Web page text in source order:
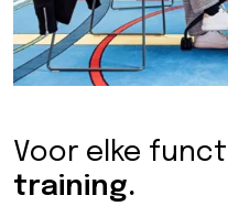
Voor elke
training.